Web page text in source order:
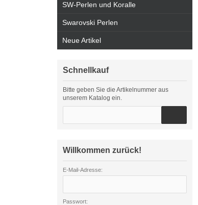
SW-Perlen und Koralle
Swarovski Perlen
Neue Artikel
Schnellkauf
Bitte geben Sie die Artikelnummer aus
unserem Katalog ein.
Willkommen zurück!
E-Mail-Adresse:
Passwort: